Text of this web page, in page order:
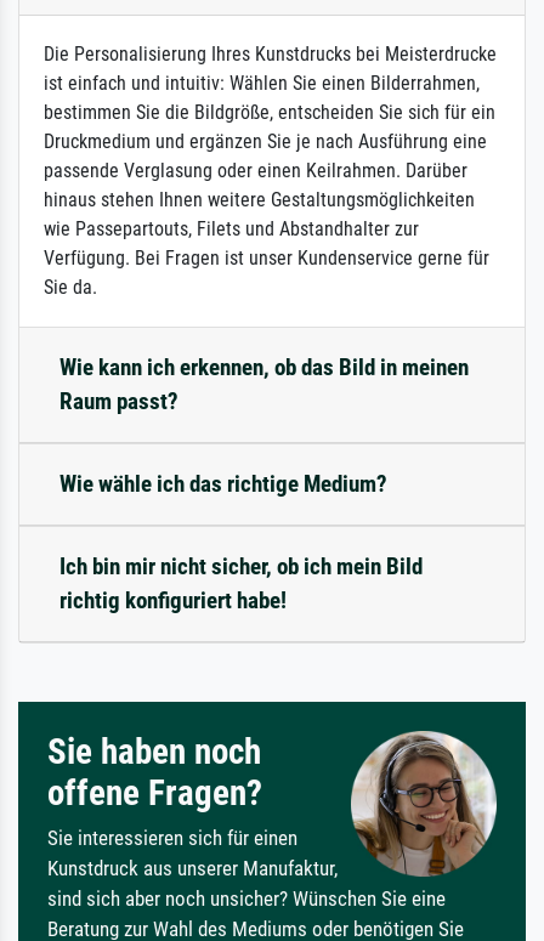
Die Personalisierung Ihres Kunstdrucks bei Meisterdrucke
ist einfach und intuitiv: Wählen Sie einen Bilderrahmen,
bestimmen Sie die Bildgröße, entscheiden Sie sich für ein
Druckmedium und ergänzen Sie je nach Ausführung eine
passende Verglasung oder einen Keilrahmen. Darüber
hinaus stehen Ihnen weitere Gestaltungsmöglichkeiten
wie Passepartouts, Filets und Abstandhalter zur
Verfügung. Bei Fragen ist unser Kundenservice gerne für
Sie da.
Wie kann ich erkennen, ob das Bild in meinen
Raum passt?
Wie wähle ich das richtige Medium?
Ich bin mir nicht sicher, ob ich mein Bild
richtig konfiguriert habe!
Sie haben noch
offene Fragen?
Sie interessieren sich für einen
Kunstdruck aus unserer Manufaktur,
sind sich aber noch unsicher? Wünschen Sie eine
Beratung zur Wahl des Mediums oder benötigen Sie